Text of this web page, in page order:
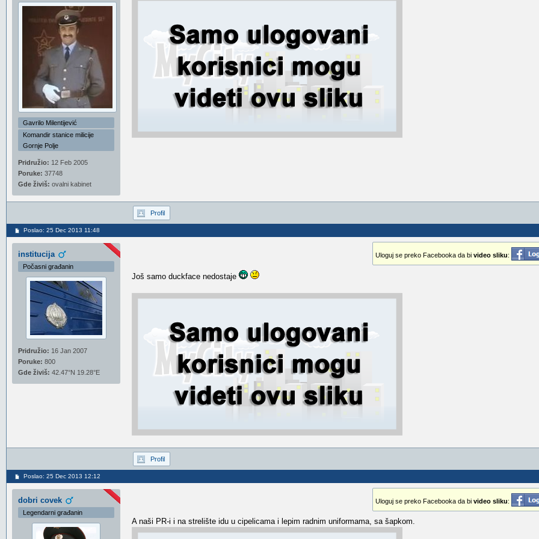
Gavrilo Milentijević
Komandir stanice milicije
Gornje Polje
Pridružio: 12 Feb 2005
Poruke: 37748
Gde živiš: ovalni kabinet
Profil
Poslao: 25 Dec 2013 11:48
institucija
Počasni građanin
Pridružio: 16 Jan 2007
Poruke: 800
Gde živiš: 42.47°N 19.28°E
Uloguj se preko Facebooka da bi video sliku:
Još samo duckface nedostaje
Profil
Poslao: 25 Dec 2013 12:12
dobri covek
Legendarni građanin
Uloguj se preko Facebooka da bi video sliku:
A naši PR-i i na strelište idu u cipelicama i lepim radnim uniformama, sa šapkom.